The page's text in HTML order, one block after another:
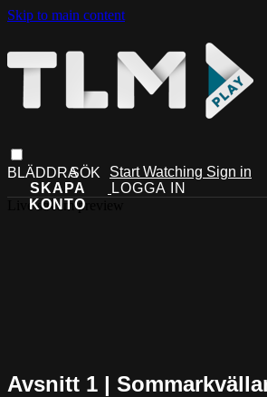
Skip to main content
Start Watching Sign in
Live stream preview
Avsnitt 1 |